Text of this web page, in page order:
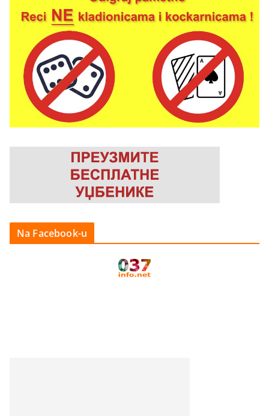
Na Facebook-u